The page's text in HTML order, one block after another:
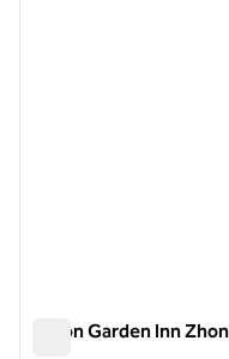
Hilton Garden Inn